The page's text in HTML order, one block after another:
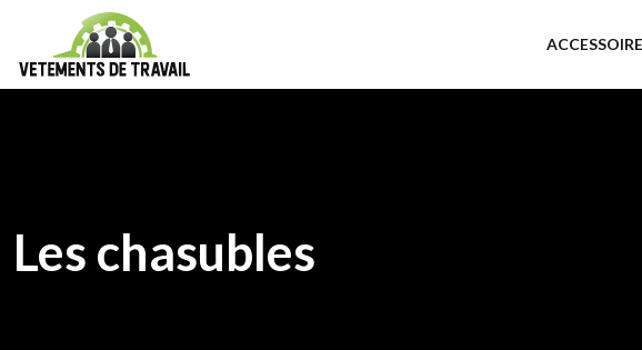
Les chasubles